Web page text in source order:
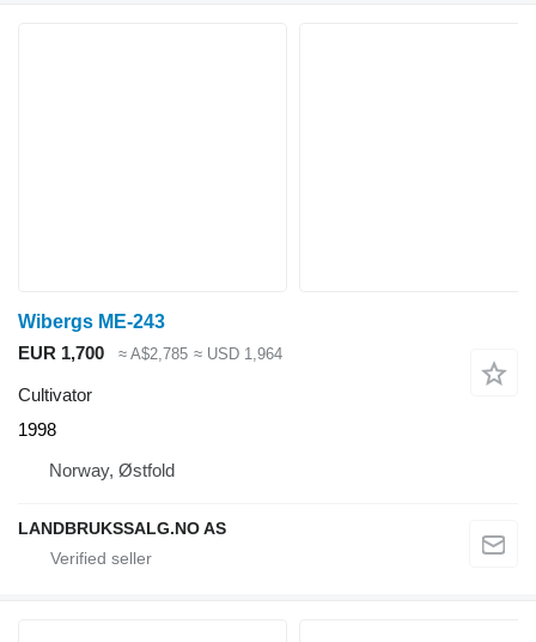
Wibergs ME-243
EUR 1,700
≈ A$2,785 ≈ USD 1,964
Cultivator
1998
Norway, Østfold
LANDBRUKSSALG.NO AS